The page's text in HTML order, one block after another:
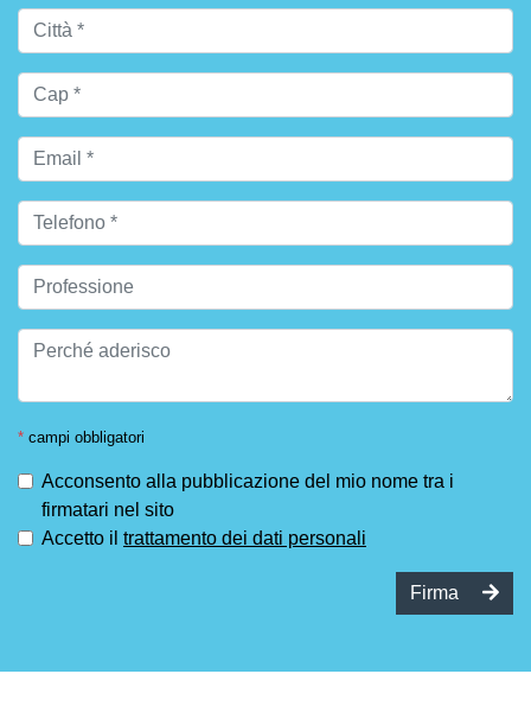
* campi obbligatori
Acconsento alla pubblicazione del mio nome tra i
firmatari nel sito
Accetto il trattamento dei dati personali
Firma